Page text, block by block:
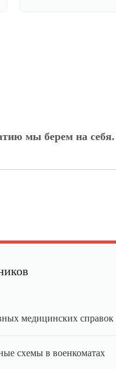
мы берем на себя.
медицинских справок
схемы в военкоматах